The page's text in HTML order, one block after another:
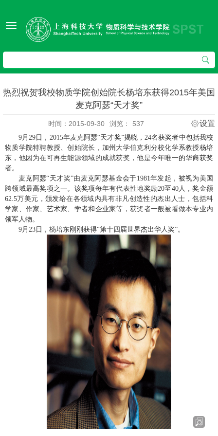
热烈祝贺我校物质学院创始院长杨培东获得2015年美国
麦克阿瑟“天才奖”
时间：2015-09-30 浏览： 537 设置
9月29日，2015年麦克阿瑟“天才奖”揭晓，24名获奖者中包括我校
物质学院特聘教授、创始院长，加州大学伯克利分校化学系教授杨培
东，他因为在可再生能源领域的成就获奖，他是今年唯一的华裔获奖
者。
麦克阿瑟“天才奖”由麦克阿瑟基金会于1981年发起，被视为美国
跨领域最高奖项之一。该奖项每年有代表性地奖励20至40人，奖金额
62.5万美元，颁发给在各领域内具有非凡创造性的杰出人士，包括科
学家、作家、艺术家、学者和企业家等，获奖者一般被看做本专业内
领军人物。
9月23日，杨培东刚刚获得“第十四届世界杰出华人奖”。